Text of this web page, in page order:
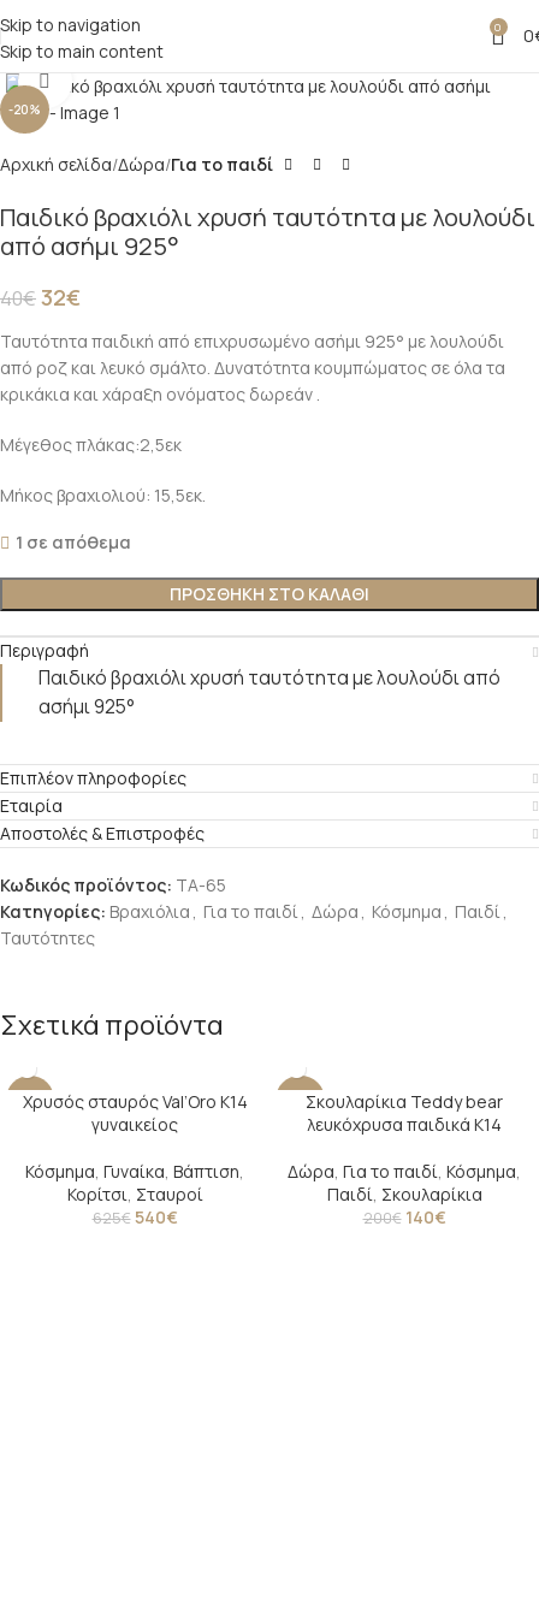
Skip to navigation
Skip to main content
0 0
-20%
Click to enlarge
Αρχική σελίδα Δώρα Για το παιδί
Παιδικό βραχιόλι χρυσή ταυτότητα με λουλούδι
από ασήμι 925°
40€32€
Ταυτότητα παιδική από επιχρυσωμένο ασήμι 925° με λουλούδι
από ροζ και λευκό σμάλτο. Δυνατότητα κουμπώματος σε όλα τα
κρικάκια και χάραξη ονόματος δωρεάν .
Μέγεθος πλάκας:2,5εκ
Μήκος βραχιολιού: 15,5εκ.
1 σε απόθεμα
ΠΡΟΣΘΉΚΗ ΣΤΟ ΚΑΛΆΘΙ
Περιγραφή
Παιδικό βραχιόλι χρυσή ταυτότητα με λουλούδι από
ασήμι 925°
Επιπλέον πληροφορίες
Εταιρία
Αποστολές & Επιστροφές
Κωδικός προϊόντος: ΤΑ-65
Κατηγορίες: Βραχιόλια , Για το παιδί, Δώρα , Κόσμημα , Παιδί,
Ταυτότητες
Σχετικά προϊόντα
-14%
Χρυσός σταυρός Val’Oro Κ14
γυναικείος
Κόσμημα, Γυναίκα, Βάπτιση,
Κορίτσι, Σταυροί
625€ 540€
-30%Σκουλαρίκια Teddy bear
λευκόχρυσα παιδικά Κ14
Δώρα, Για το παιδί, Κόσμημα,
Παιδί, Σκουλαρίκια
200€ 140€